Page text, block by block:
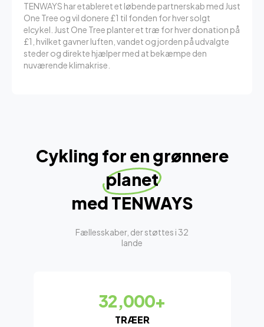
TENWAYS har etableret et løbende partnerskab med Just
One Tree og vil donere £1 til fonden for hver solgt
elcykel. Just One Tree planter et træ for hver donation på
£1, hvilket gavner luften, vandet og jorden på udvalgte
steder og direkte hjælper med at bekæmpe den
nuværende klimakrise.
Cykling for en grønnere
planet
med TENWAYS
Fællesskaber, der støttes i 32
lande
32,000+
TRÆER